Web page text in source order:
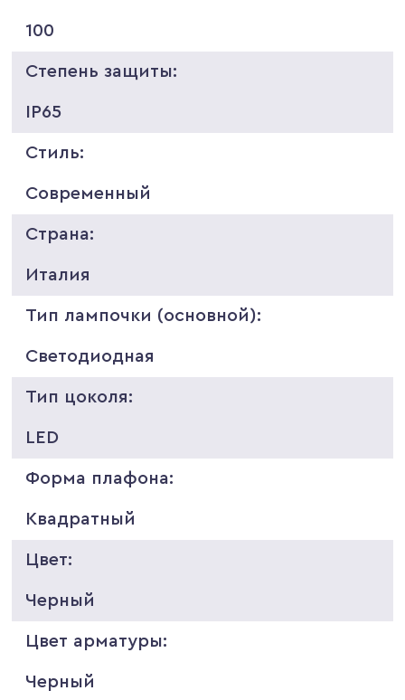
100
Степень защиты:
IP65
Стиль:
Современный
Страна:
Италия
Тип лампочки (основной):
Светодиодная
Тип цоколя:
LED
Форма плафона:
Квадратный
Цвет:
Черный
Цвет арматуры:
Черный